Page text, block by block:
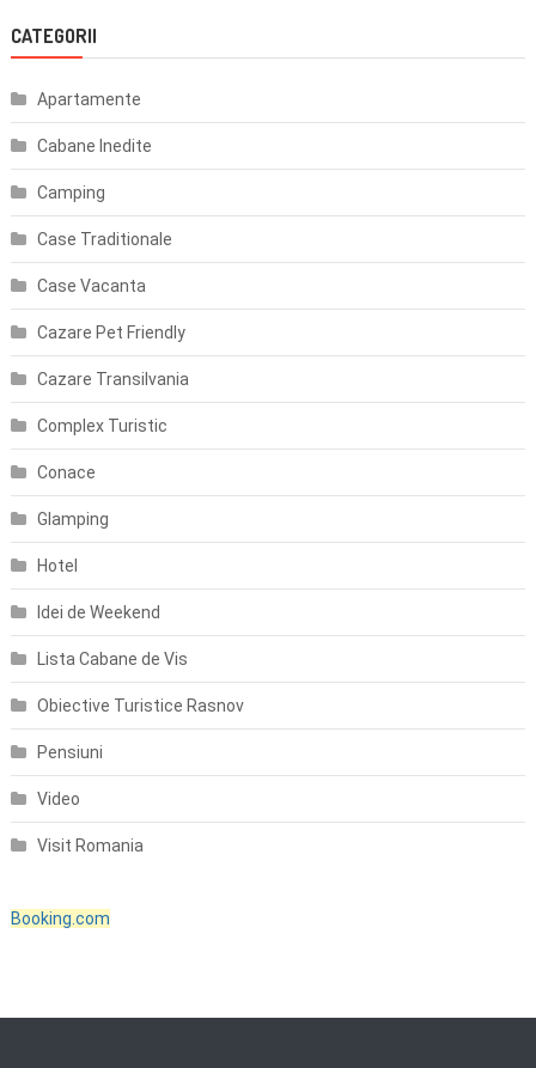
CATEGORII
Apartamente
Cabane Inedite
Camping
Case Traditionale
Case Vacanta
Cazare Pet Friendly
Cazare Transilvania
Complex Turistic
Conace
Glamping
Hotel
Idei de Weekend
Lista Cabane de Vis
Obiective Turistice Rasnov
Pensiuni
Video
Visit Romania
Booking.com